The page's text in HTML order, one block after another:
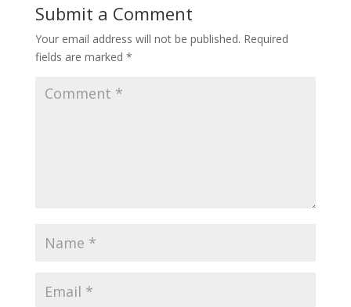
Submit a Comment
Your email address will not be published. Required
fields are marked *